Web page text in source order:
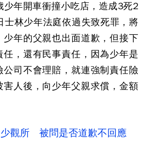
少年開車衝撞小吃店，造成3死2
士林少年法庭依過失致死罪，將
少年的父親也出面道歉，但接下
任，還有民事責任，因為少年是
公司不會理賠，就連強制責任險
害人後，向少年父親求償，金額
觀所 被問是否道歉不回應